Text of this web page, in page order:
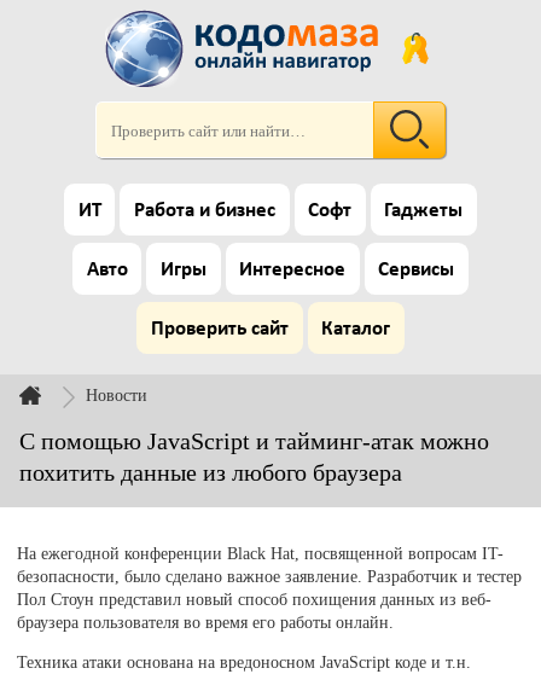
ИТ Работа и бизнес Софт Гаджеты
Авто Игры Интересное Сервисы
Проверить сайт Каталог
Новости
С помощью JavaScript и тайминг-атак можно
похитить данные из любого браузера
На ежегодной конференции Black Hat, посвященной вопросам IT-
безопасности, было сделано важное заявление. Разработчик и тестер
Пол Стоун представил новый способ похищения данных из веб-
браузера пользователя во время его работы онлайн.
Техника атаки основана на вредоносном JavaScript коде и т.н.